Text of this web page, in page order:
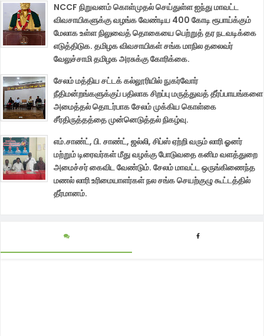
NCCF நிறுவனம் கொள்முதல் செய்துள்ள ஐந்து மாவட்ட
விவசாயிகளுக்கு வழங்க வேண்டிய 400 கோடி ரூபாய்க்கும்
மேலாக உள்ள நிலுவைத் தொகையை பெற்றுத் தர நடவடிக்கை
எடுத்திடுக. தமிழக விவசாயிகள் சங்க மாநில தலைவர்
வேலுச்சாமி தமிழக அரசுக்கு கோரிக்கை.
சேலம் மத்திய சட்டக் கல்லூரியில் நுகர்வோர்
நீதிமன்றங்களுக்குப் பதிலாக சிறப்பு மருத்துவத் தீர்ப்பாயங்களை
அமைத்தல் தொடர்பாக சேலம் முக்கிய கொள்கை
சீர்திருத்தத்தை முன்னெடுத்தல் நிகழ்வு.
எம்.சாண்ட், பி. சாண்ட், ஜல்லி, சிப்ஸ் ஏற்றி வரும் லாரி ஓனர்
மற்றும் டிரைவர்கள் மீது வழக்கு போடுவதை கனிம வளத்துறை
அமைச்சர் கைவிட வேண்டும். சேலம் மாவட்ட ஒருங்கிணைந்த
மணல் லாரி உரிமையாளர்கள் நல சங்க செயற்குழு கூட்டத்தில்
தீர்மானம்.